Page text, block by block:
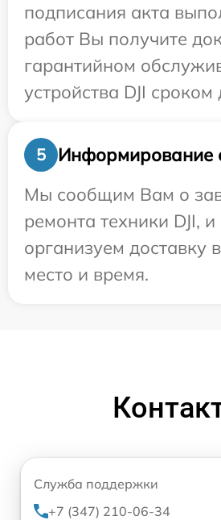
подписания акта
работ Вы получите
гарантийном
устройства DJI сроком
5
Информирование
Мы сообщим Вам о
ремонта техники DJI,
организуем доставку
место и время.
Служба поддержки
+7 (347) 210-06-34